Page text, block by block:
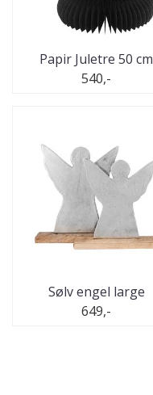
Papir Juletre 50 cm
540,-
Sølv engel large
649,-